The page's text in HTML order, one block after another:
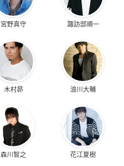
宮野真守 諏訪部順一
木村昴 浪川大輔
森川智之 花江夏樹